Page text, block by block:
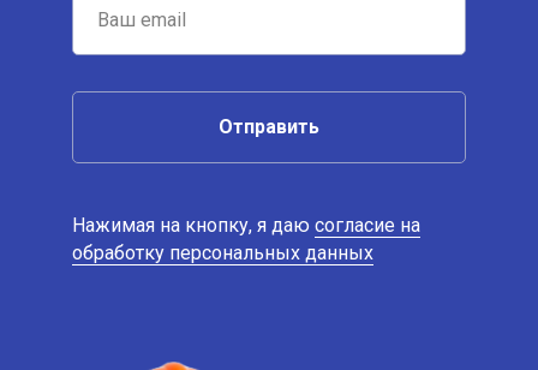
Отправить
Нажимая на кнопку, я даю согласие на
обработку персональных данных